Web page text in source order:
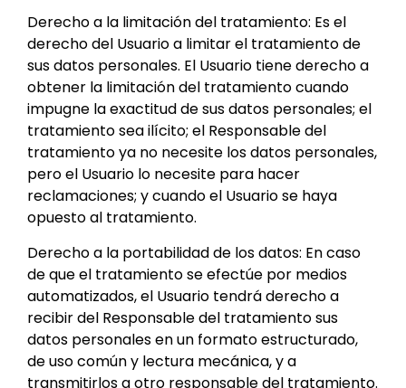
Derecho a la limitación del tratamiento: Es el
derecho del Usuario a limitar el tratamiento de
sus datos personales. El Usuario tiene derecho a
obtener la limitación del tratamiento cuando
impugne la exactitud de sus datos personales; el
tratamiento sea ilícito; el Responsable del
tratamiento ya no necesite los datos personales,
pero el Usuario lo necesite para hacer
reclamaciones; y cuando el Usuario se haya
opuesto al tratamiento.
Derecho a la portabilidad de los datos: En caso
de que el tratamiento se efectúe por medios
automatizados, el Usuario tendrá derecho a
recibir del Responsable del tratamiento sus
datos personales en un formato estructurado,
de uso común y lectura mecánica, y a
transmitirlos a otro responsable del tratamiento.